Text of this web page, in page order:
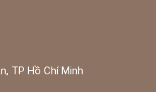
TP Hồ Chí Minh